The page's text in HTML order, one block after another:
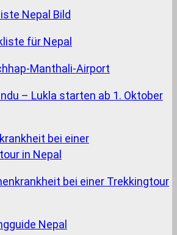
für Nepal
– Lukla starten ab 1. Oktober
bei einer Trekkingtour